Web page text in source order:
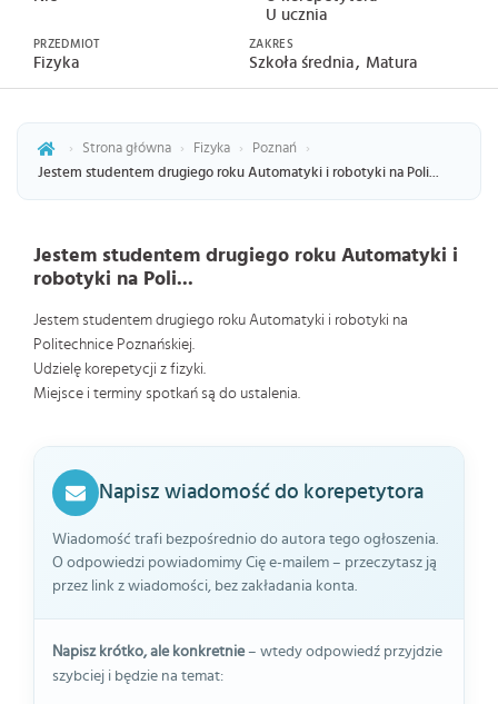
U ucznia
PRZEDMIOT
Fizyka
ZAKRES
Szkoła średnia Matura
› Strona główna › Fizyka › Poznań
›
Jestem studentem drugiego roku Automatyki i robotyki na Poli...
Jestem studentem drugiego roku Automatyki i
robotyki na Poli...
Jestem studentem drugiego roku Automatyki i robotyki na
Politechnice Poznańskiej.
Udzielę korepetycji z fizyki.
Miejsce i terminy spotkań są do ustalenia.
Napisz wiadomość do korepetytora
Wiadomość trafi bezpośrednio do autora tego ogłoszenia.
O odpowiedzi powiadomimy Cię e-mailem – przeczytasz ją
przez link z wiadomości, bez zakładania konta.
Napisz krótko, ale konkretnie– wtedy odpowiedź przyjdzie
szybciej i będzie na temat: